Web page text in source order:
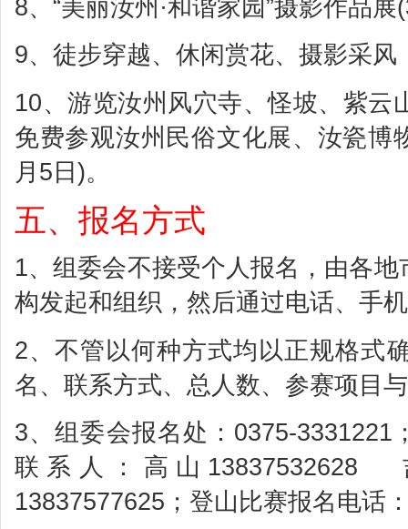
8、“美丽汝州·和谐家园”摄影作品
9、徒步穿越、休闲赏花、摄影采
10、游览汝州风穴寺、怪坡、紫云
免费参观汝州民俗文化展、汝瓷博
月5日)。
五、报名方式
1、组委会不接受个人报名，由各
构发起和组织，然后通过电话、手
2、不管以何种方式均以正规格式
名、联系方式、总人数、参赛项目
3、组委会报名处：0375-3331221
联系人：高山13837532628
13837577625；登山比赛报名电话